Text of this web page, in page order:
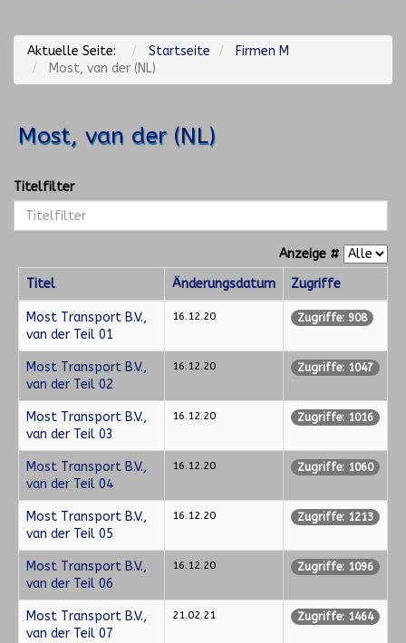
Aktuelle Seite: Startseite
Firmen M
Most, van der (NL)
Most, van der (NL)
Titelfilter
Anzeige #
Titel
Änderungsdatum Zugriffe
Most Transport B.V.,
van der Teil 01
16.12.20 Zugriffe: 908
Most Transport B.V.,
van der Teil 02
16.12.20 Zugriffe: 1047
Most Transport B.V.,
van der Teil 03
16.12.20 Zugriffe: 1016
Most Transport B.V.,
van der Teil 04
16.12.20 Zugriffe: 1060
Most Transport B.V.,
van der Teil 05
16.12.20 Zugriffe: 1213
Most Transport B.V.,
van der Teil 06
16.12.20 Zugriffe: 1096
Most Transport B.V.,
van der Teil 07
21.02.21 Zugriffe: 1464